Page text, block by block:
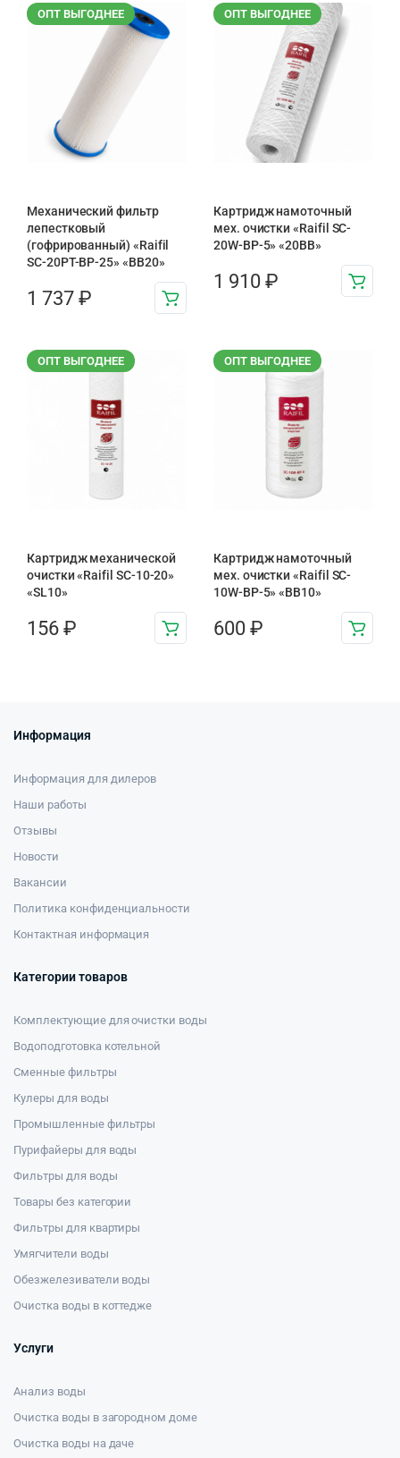
ОПТ ВЫГОДНЕЕ
Механический фильтр
лепестковый
(гофрированный) «Raifil
SC-20PT-ВР-25» «BB20»
1 737 ₽
ОПТ ВЫГОДНЕЕ
Картридж намоточный
мех. очистки «Raifil SC-
20W-BP-5» «20BB»
1 910 ₽
ОПТ ВЫГОДНЕЕ
Картридж механической
очистки «Raifil SC-10-20»
«SL10»
156 ₽
ОПТ ВЫГОДНЕЕ
Картридж намоточный
мех. очистки «Raifil SC-
10W-BP-5» «BB10»
600 ₽
Информация
Информация для дилеров
Наши работы
Отзывы
Новости
Вакансии
Политика конфиденциальности
Контактная информация
Категории товаров
Комплектующие для очистки воды
Водоподготовка котельной
Сменные фильтры
Кулеры для воды
Промышленные фильтры
Пурифайеры для воды
Фильтры для воды
Товары без категории
Фильтры для квартиры
Умягчители воды
Обезжелезиватели воды
Очистка воды в коттедже
Услуги
Анализ воды
Очистка воды в загородном доме
Очистка воды на даче